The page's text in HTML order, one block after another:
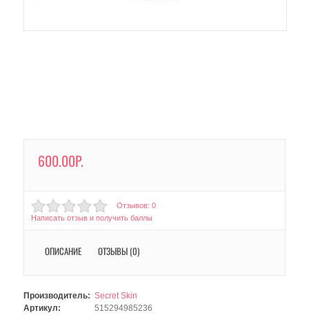
600.00Р.
Отзывов: 0
Написать отзыв и получить баллы
ОПИСАНИЕ ОТЗЫВЫ (0)
Производитель: Secret Skin
Артикул:
515294985236